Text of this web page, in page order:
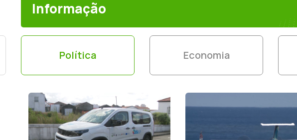
Informação
Política Economia